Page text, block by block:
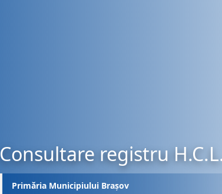
Consultare registru
Primăria Municipiului Brașov